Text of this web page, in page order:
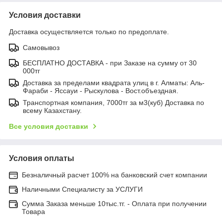
Условия доставки
Доставка осуществляется только по предоплате.
Самовывоз
БЕСПЛАТНО ДОСТАВКА - при Заказе на сумму от 30
000тг
Доставка за пределами квадрата улиц в г. Алматы: Аль-
Фараби - Яссауи - Рыскулова - Вост.объездная.
Транспортная компания, 7000тг за м3(куб) Доставка по
всему Казахстану.
Все условия доставки
Условия оплаты
Безналичный расчет 100% на банковский счет компании
Наличными Специалисту за УСЛУГИ
Сумма Заказа меньше 10тыс.тг. - Оплата при получении
Товара